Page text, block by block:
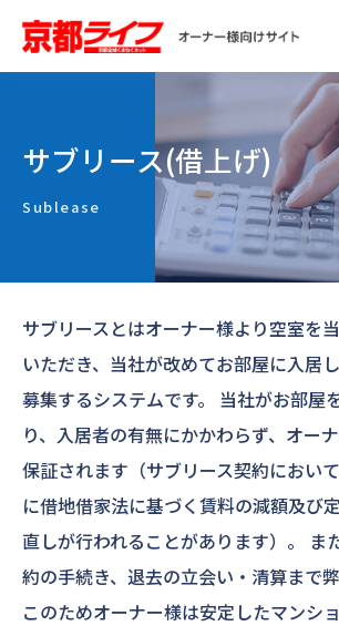
サブリース(借上げ)
Sublease
サブリースとはオーナー様より空室を
いただき、当社が改めてお部屋に入居
募集するシステムです。
当社がお部屋
り、入居者の有無にかかわらず、オー
保証されます（サブリース契約におい
に借地借家法に基づく賃料の減額及び
直しが行われることがあります）。
ま
約の手続き、退去の立会い・清算まで弊
このためオーナー様は安定したマンシ